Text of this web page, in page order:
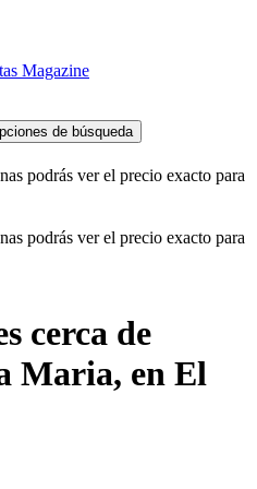
Magazine
de búsqueda
podrás ver el precio exacto para
podrás ver el precio exacto para
cerca de
Maria, en El